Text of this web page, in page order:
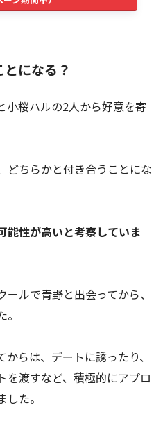
になる？
小桜ハルの2人から好意を寄
どちらかと付き合うことにな
能性が高いと考察していま
ルで青野と出会ってから、
らは、デートに誘ったり、
を渡すなど、積極的にアプロ
た。